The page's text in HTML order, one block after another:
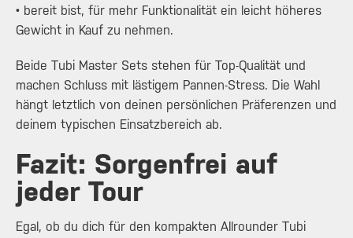
• bereit bist, für mehr Funktionalität ein leicht höheres
Gewicht in Kauf zu nehmen.
Beide Tubi Master Sets stehen für Top-Qualität und
machen Schluss mit lästigem Pannen-Stress. Die Wahl
hängt letztlich von deinen persönlichen Präferenzen und
deinem typischen Einsatzbereich ab.
Fazit: Sorgenfrei auf
jeder Tour
Egal, ob du dich für den kompakten Allrounder Tubi